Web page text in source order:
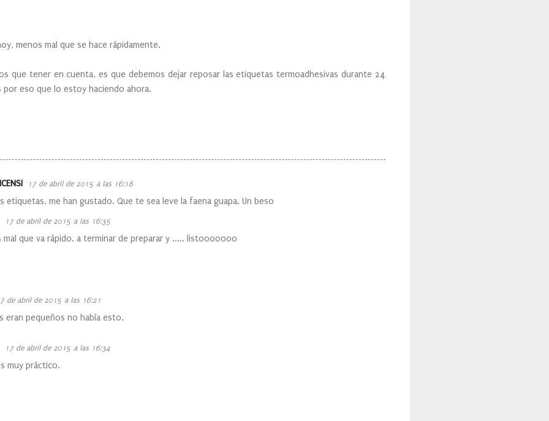
mal que se hace rápidamente.
tener en cuenta, es que debemos dejar reposar las etiquetas termoadhesivas durante 24
eso que lo estoy haciendo ahora.
17 de abril de 2015 a las 16:18
etiquetas, me han gustado. Que te sea leve la faena guapa. Un beso
17 de abril de 2015 a las 16:35
mal que va rápido. a terminar de preparar y ..... listooooooo
de abril de 2015 a las 16:21
eran pequeños no había esto.
17 de abril de 2015 a las 16:34
muy práctico.